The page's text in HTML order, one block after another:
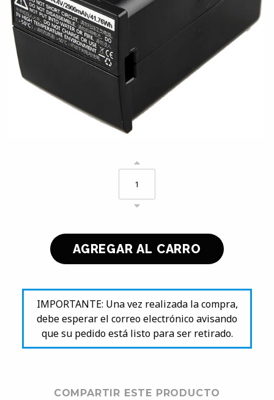
IMPORTANTE: Una vez realizada la compra,
debe esperar el correo electrónico avisando
que su pedido está listo para ser retirado.
COMPARTIR ESTE PRODUCTO